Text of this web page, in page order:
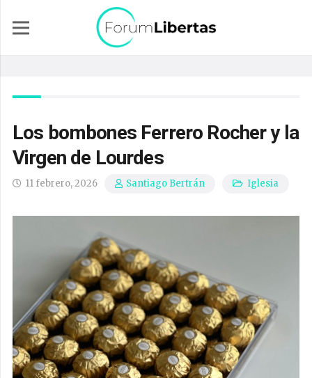
Los bombones Ferrero Rocher y la
Virgen de Lourdes
11 febrero, 2026 Santiago Bertrán Iglesia